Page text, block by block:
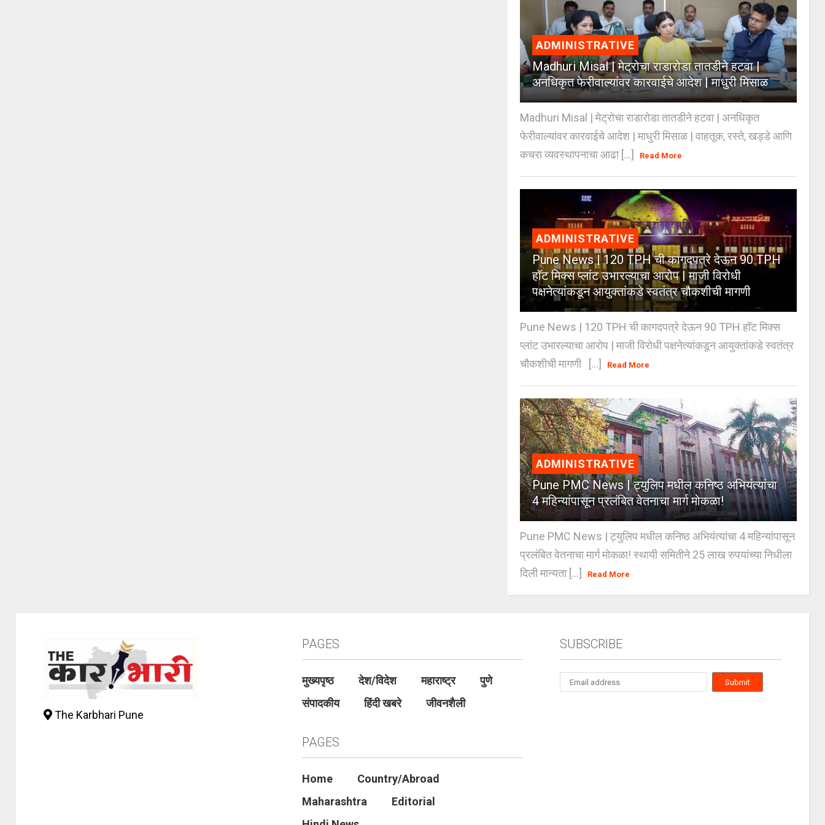
ADMINISTRATIVE
Madhuri Misal | मेट्रोचा राडारोडा तातडीने हटवा |
अनधिकृत फेरीवाल्यांवर कारवाईचे आदेश | माधुरी मिसाळ
Madhuri Misal | मेट्रोचा राडारोडा तातडीने हटवा | अनधिकृत
फेरीवाल्यांवर कारवाईचे आदेश | माधुरी मिसाळ | वाहतूक, रस्ते, खड्डे आणि
कचरा व्यवस्थापनाचा आढा [...]
Read More
ADMINISTRATIVE
Pune News | 120 TPH ची कागदपत्रे देऊन 90 TPH
हॉट मिक्स प्लांट उभारल्याचा आरोप | माजी विरोधी
पक्षनेत्यांकडून आयुक्तांकडे स्वतंत्र चौकशीची मागणी
Pune News | 120 TPH ची कागदपत्रे देऊन 90 TPH हॉट मिक्स
प्लांट उभारल्याचा आरोप | माजी विरोधी पक्षनेत्यांकडून आयुक्तांकडे स्वतंत्र
चौकशीची मागणी [...]
Read More
ADMINISTRATIVE
Pune PMC News | ट्युलिप मधील कनिष्ठ अभियंत्यांचा
4 महिन्यांपासून प्रलंबित वेतनाचा मार्ग मोकळा!
Pune PMC News | ट्युलिप मधील कनिष्ठ अभियंत्यांचा 4 महिन्यांपासून
प्रलंबित वेतनाचा मार्ग मोकळा! स्थायी समितीने 25 लाख रुपयांच्या निधीला
दिली मान्यता [...]
Read More
The Karbhari Pune
PAGES
मुख्यपृष्ठ देश/विदेश महाराष्ट्र
पुणे
संपादकीय
हिंदी खबरे जीवनशैली
PAGES
Home
Country/Abroad
Maharashtra
Editorial
SUBSCRIBE